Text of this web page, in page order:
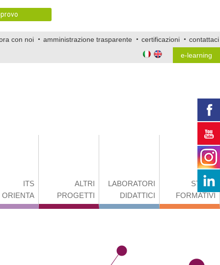
con noi amministrazione trasparente certificazioni
contattaci
e-learning
ITS
ORIENTA
ALTRI
PROGETTI
LABORATORI
DIDATTICI
STAGE
FORMATIVI